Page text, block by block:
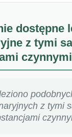
dostępne
z tymi
czynnymi
z tymi